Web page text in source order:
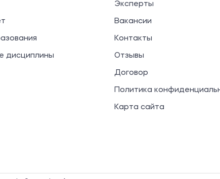
дисциплины
Эксперты
Вакансии
Контакты
Отзывы
Договор
Политика
Карта сайта